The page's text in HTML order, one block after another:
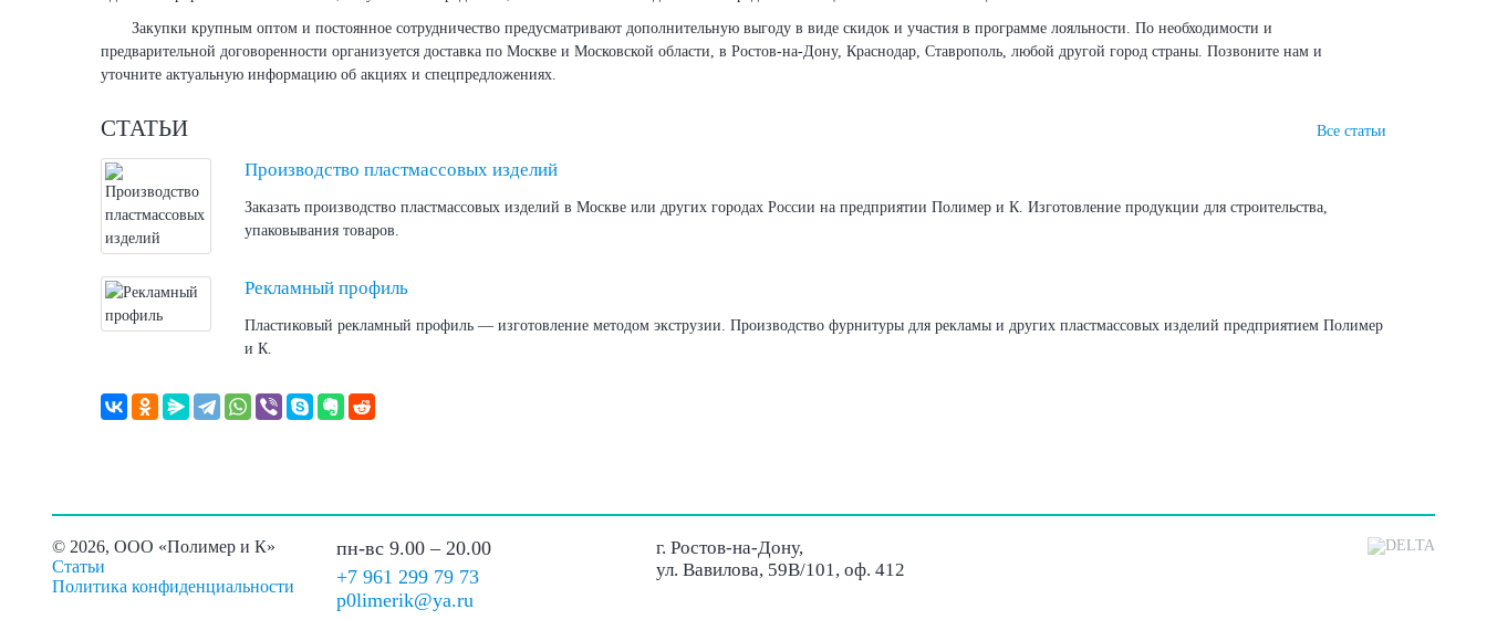
Закупки крупным оптом и постоянное сотрудничество предусматривают дополнительную выгоду в виде скидок и участия в программе лояльности. По необходимости и
предварительной договоренности организуется доставка по Москве и Московской области, в Ростов-на-Дону, Краснодар, Ставрополь, любой другой город страны. Позвоните нам и
уточните актуальную информацию об акциях и спецпредложениях.
СТАТЬИ Все статьи
Производство пластмассовых изделий
Заказать производство пластмассовых изделий в Москве или других городах России на предприятии Полимер и К. Изготовление продукции для строительства,
упаковывания товаров.
Рекламный профиль
Пластиковый рекламный профиль — изготовление методом экструзии. Производство фурнитуры для рекламы и других пластмассовых изделий предприятием Полимер
и К.
© 2026, ООО «Полимер и К»
Статьи
Политика конфиденциальности
пн-вс 9.00 – 20.00
+7 961 299 79 73
p0limerik@ya.ru
г. Ростов-на-Дону,
ул. Вавилова, 59В/101, оф. 412